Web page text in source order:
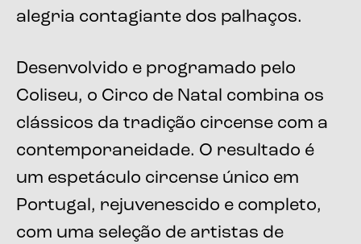
alegria contagiante dos palhaços.
Desenvolvido e programado pelo
Coliseu, o Circo de Natal combina os
clássicos da tradição circense com a
contemporaneidade. O resultado é
um espetáculo circense único em
Portugal, rejuvenescido e completo,
com uma seleção de artistas de